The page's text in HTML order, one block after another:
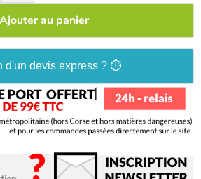
Ajouter au panier
d'un devis express ? ⏱️